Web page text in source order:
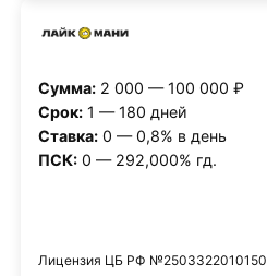
Сумма:2 000 — 100 000 ₽
Срок:1 — 180 дней
Ставка:0 — 0,8% в день
ПСК:0 — 292,000% гд.
Лицензия ЦБ РФ №2503322010150